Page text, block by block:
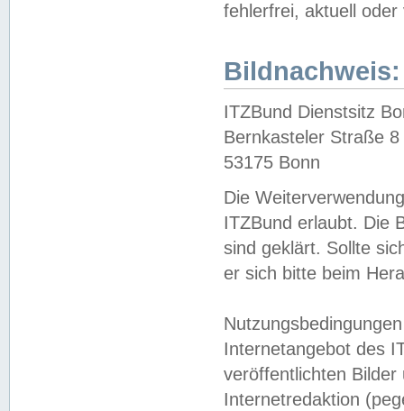
fehlerfrei, aktuell oder
Bildnachweis:
ITZBund Dienstsitz
Bernkasteler Straße 8
53175 Bonn
Die
ITZBund erlaubt. Die
sind geklärt. Sollte
er sich bitte beim
Internetangebot des
veröffentlichten
Internetredaktion